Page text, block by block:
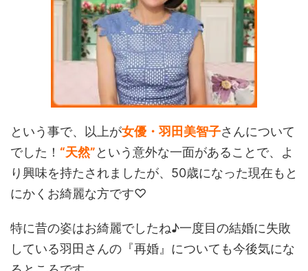
という事で、以上が女優・羽田美智子さんについて
でした！ “天然”という意外な一面があることで、よ
り興味を持たされましたが、50歳になった現在もと
にかくお綺麗な方です♡
特に昔の姿はお綺麗でしたね♪一度目の結婚に失敗
している羽田さんの『再婚』についても今後気にな